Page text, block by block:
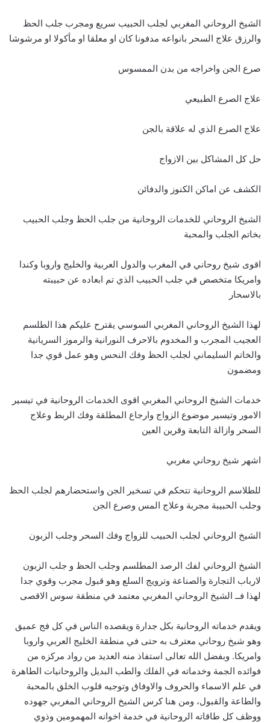
الشيخ الروحاني المغربي لجلب الحبيب سريع ومجرب جلب الحظ
والرزق علاج السحر بانواعه مدفونا كان او معلقا او مأكولا او مرشوشا
صرع الجن واخراجه من بدن الممسوس
علاج الصرع الطبيعي
علاج الصرع الذي له علاقة بالجن
حل كل المشاكل بين الازواج
الكشف عن اماكن الكنوز والدفائن
الشيخ الروحاني للخدمات الروحانية من جلب الحظ وجلب الحبيب
بخاتم الجلب والمحبة
اقوى شيخ روحاني في المغرب والدول العربية والخليج واروبا وكندا
وامريكا متخصص في جلب الحبيب الذي تم ابعاده عن حبيبته
بالاسحار
لهذا الشيخ الروحاني المغربي السوسي يقترح عليكم هذا الطلسم
العجيب المجرب و المخدوم بالاحرف النورانية والرموز السريانية
والخاتم السليماني لجلب الحظ وفك النحس وهو عمل قوي جدا
ومضمون
خدمات الشيخ الروحاني المغربي اقوى الخدمات الروحانية في تيسير
الامور وتيسير موضوع الزواج وارجاع المطلقة وفك الربط وعلاج
السحر وازالة التابعة وقرين العين
اشهر شيخ روحاني مغربي
للطلاسم الروحانية تتحكم في تسخير الجن واستحضارهم لجلب الحظ
وجلب الحبيبة مجربة وعلاج المس وصرع الجن
الشيخ الروحاني لجلب الحبيب للزواج وفك السحر وجلب الزبون
الشيخ الروحاني لفك الرصد المطلسم وجلب الحظ و جلب الزبون
لارباب التجارة والصناعة وترويج السلع وهو قبول مجرب وقوي جدا
لهذا فــ الشيخ الروحاني المغربي معتمد في منطقة سوس الاقصى
ويقدم خدماته الروحانية بكل جدارة ويقصده الناس في كل فج عميق
وهو شيخ روحاني معترف به حتى في منطقة الخليج العربي واروبا
وامريكا. وبفضل الله تعالى استفاذ منه العديد من رواد مركزه من
فوائده الجمة وخدماته في الفلك والطب البديل والروحانيات الطاهرة
في علم الاسماء والحروف والاوفاق وتوجيه قلوب الخلق بالمحبة
والطاعة والقبول، ومن هنا كرس الشيخ الروحاني المغربي جهوده
ووظف كل طاقاته الروحانية في خدمة اخوانه المهمومين وذوي